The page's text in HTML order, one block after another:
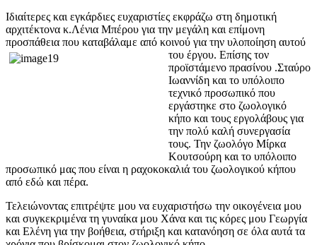
Ιδιαίτερες και εγκάρδιες ευχαριστίες εκφράζω στη δημοτική
αρχιτέκτονα κ.Λένια Μπέρου για την μεγάλη και επίμονη
προσπάθεια που καταβάλαμε από κοινού για την υλοποίηση αυτού
του έργου. Επίσης τον
προϊστάμενο πρασίνου .Σταύρο
Ιωαννίδη και το υπόλοιπο
τεχνικό προσωπικό που
εργάστηκε στο ζωολογικό
κήπο και τους εργολάβους για
την πολύ καλή συνεργασία
τους. Την ζωολόγο Μίρκα
Κουτσούρη και το υπόλοιπο
προσωπικό μας που είναι η ραχοκοκαλιά του ζωολογικού κήπου
από εδώ και πέρα.
Τελειώνοντας επιτρέψτε μου να ευχαριστήσω την οικογένεια μου
και συγκεκριμένα τη γυναίκα μου Χάνα και τις κόρες μου Γεωργία
και Ελένη για την βοήθεια, στήριξη και κατανόηση σε όλα αυτά τα